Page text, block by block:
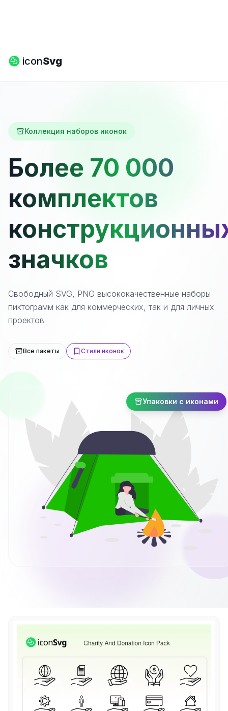
iconSvg
Коллекция наборов иконок
Более 70 000
комплектов
значков
Свободный SVG, PNG высококачественные наборы
пиктограмм как для коммерческих, так и для личных
проектов
Все пакеты Стили иконок
Упаковки с иконами